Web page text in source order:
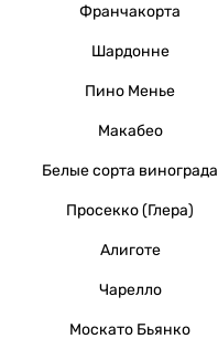
Франчакорта
Шардонне
Пино Менье
Макабео
Белые сорта винограда
Просекко (Глера)
Алиготе
Чарелло
Москато Бьянко